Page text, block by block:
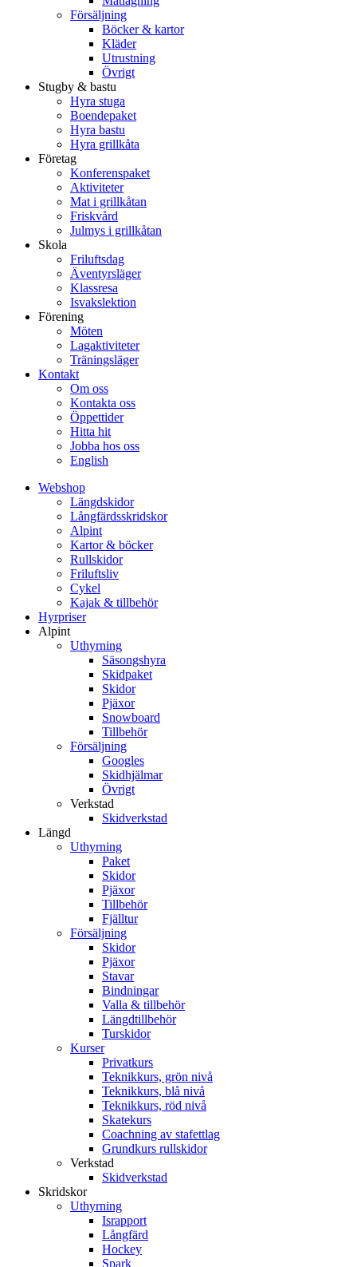
Försäljning
Böcker & kartor
Kläder
Utrustning
Övrigt
Stugby & bastu
Hyra stuga
Boendepaket
Hyra bastu
Hyra grillkåta
Företag
Konferenspaket
Aktiviteter
Mat i grillkåtan
Friskvård
Julmys i grillkåtan
Skola
Friluftsdag
Äventyrsläger
Klassresa
Isvakslektion
Förening
Möten
Lagaktiviteter
Träningsläger
Kontakt
Om oss
Kontakta oss
Öppettider
Hitta hit
Jobba hos oss
English
Webshop
Längdskidor
Långfärdsskridskor
Alpint
Kartor & böcker
Rullskidor
Friluftsliv
Cykel
Kajak & tillbehör
Hyrpriser
Alpint
Uthyrning
Säsongshyra
Skidpaket
Skidor
Pjäxor
Snowboard
Tillbehör
Försäljning
Googles
Skidhjälmar
Övrigt
Verkstad
Skidverkstad
Längd
Uthyrning
Paket
Skidor
Pjäxor
Tillbehör
Fjälltur
Försäljning
Skidor
Pjäxor
Stavar
Bindningar
Valla & tillbehör
Längdtillbehör
Turskidor
Kurser
Privatkurs
Teknikkurs, grön nivå
Teknikkurs, blå nivå
Teknikkurs, röd nivå
Skatekurs
Coachning av stafettlag
Grundkurs rullskidor
Verkstad
Skidverkstad
Skridskor
Uthyrning
Israpport
Långfärd
Hockey
Spark